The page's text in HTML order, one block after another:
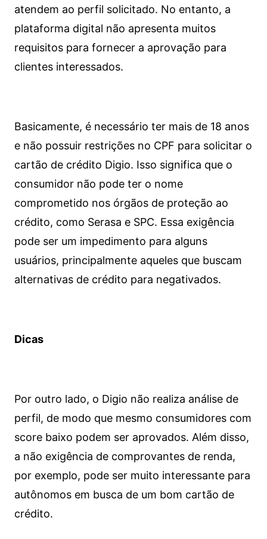
atendem ao perfil solicitado. No entanto, a
plataforma digital não apresenta muitos
requisitos para fornecer a aprovação para
clientes interessados.
Basicamente, é necessário ter mais de 18 anos
e não possuir restrições no CPF para solicitar o
cartão de crédito Digio. Isso significa que o
consumidor não pode ter o nome
comprometido nos órgãos de proteção ao
crédito, como Serasa e SPC. Essa exigência
pode ser um impedimento para alguns
usuários, principalmente aqueles que buscam
alternativas de crédito para negativados.
Dicas
Por outro lado, o Digio não realiza análise de
perfil, de modo que mesmo consumidores com
score baixo podem ser aprovados. Além disso,
a não exigência de comprovantes de renda,
por exemplo, pode ser muito interessante para
autônomos em busca de um bom cartão de
crédito.